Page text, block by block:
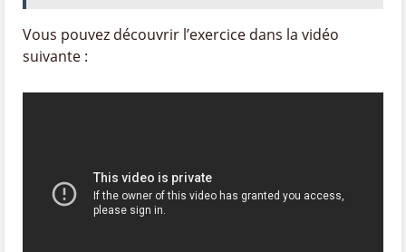
Vous pouvez découvrir l’exercice dans la vidéo
suivante :